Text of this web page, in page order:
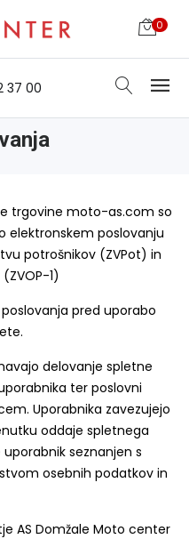
0
37 00
trgovine moto-as.com so
elektronskem poslovanju
potrošnikov (ZVPot) in
1)
pred uporabo
delovanje spletne
ter poslovni
Uporabnika zavezujejo
oddaje spletnega
seznanjen s
osebnih podatkov in
AS Domžale Moto center